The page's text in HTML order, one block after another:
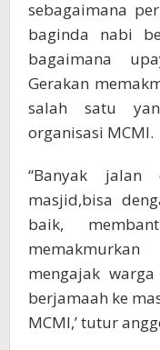
sebagaimana
baginda nabi
bagaimana
Gerakan
salah satu
organisasi MCMI.
“Banyak jalan
masjid,bisa
baik,
mengajak
berjamaah ke
MCMI,’ tutur